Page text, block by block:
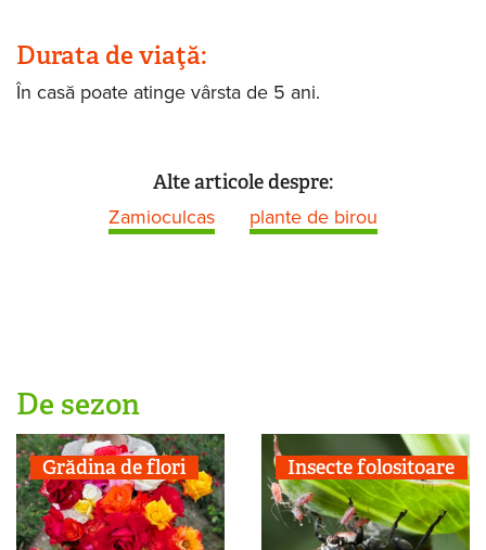
Durata de viaţă:
În casă poate atinge vârsta de 5 ani.
Alte articole despre:
Zamioculcas plante de birou
De sezon
Grădina de flori Insecte folositoare